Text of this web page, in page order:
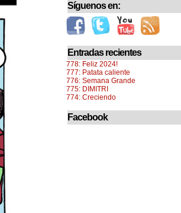
Síguenos en:
Entradas recientes
778: Feliz 2024!
777: Patata caliente
776: Semana Grande
775: DIMITRI
774: Creciendo
Facebook